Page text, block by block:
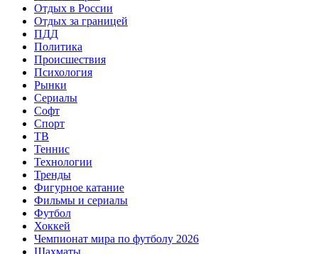
Отдых в России
Отдых за границей
ПДД
Политика
Происшествия
Психология
Рынки
Сериалы
Софт
Спорт
ТВ
Теннис
Технологии
Тренды
Фигурное катание
Фильмы и сериалы
Футбол
Хоккей
Чемпионат мира по футболу 2026
Шахматы